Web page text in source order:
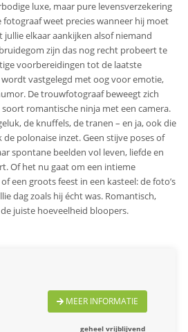
luxe, maar pure levensverzekering
fotograaf weet precies wanneer hij moet
elkaar aankijken alsof niemand
zijn das nog recht probeert te
voorbereidingen tot de laatste
vastgelegd met oog voor emotie,
De trouwfotograaf beweegt zich
romantische ninja met een camera.
de knuffels, de tranen – en ja, ook die
polonaise inzet. Geen stijve poses of
spontane beelden vol leven, liefde en
Of het nu gaat om een intieme
een groots feest in een kasteel: de foto’s
dag zoals hij écht was. Romantisch,
juiste hoeveelheid bloopers.
MEER INFORMATIE
geheel vrijblijvend